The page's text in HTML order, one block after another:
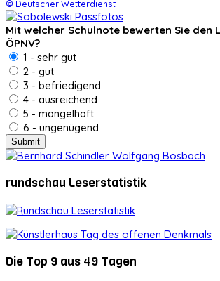
© Deutscher Wetterdienst
Mit welcher Schulnote bewerten Sie den
ÖPNV?
1 - sehr gut
2 - gut
3 - befriedigend
4 - ausreichend
5 - mangelhaft
6 - ungenügend
rundschau Leserstatistik
Die Top 9 aus 49 Tagen